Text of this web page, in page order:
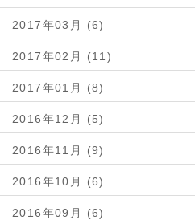
2017年03月 (6)
2017年02月 (11)
2017年01月 (8)
2016年12月 (5)
2016年11月 (9)
2016年10月 (6)
2016年09月 (6)